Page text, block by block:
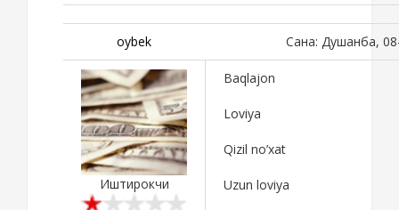
oybek Сана: Душанба,
Иштирокчи
Baqlajon
Loviya
Qizil no’xat
Uzun loviya